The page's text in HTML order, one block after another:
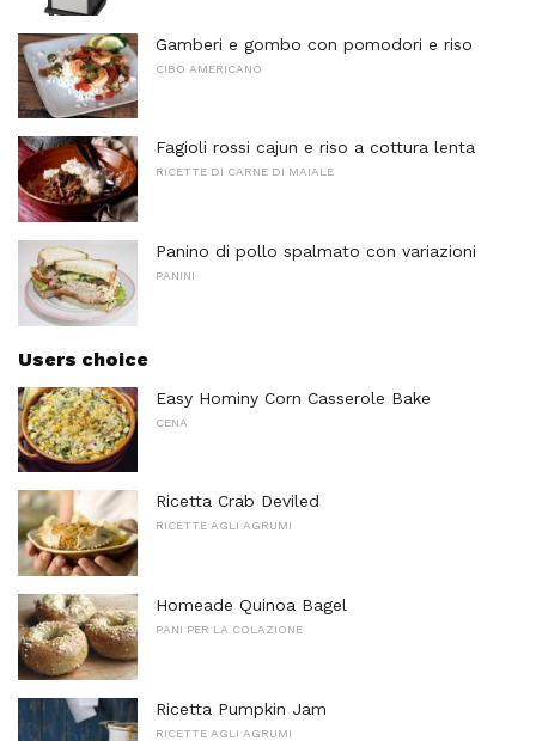
Gamberi e gombo con pomodori e riso
CIBO AMERICANO
Fagioli rossi cajun e riso a cottura lenta
RICETTE DI CARNE DI MAIALE
Panino di pollo spalmato con variazioni
PANINI
Users choice
Easy Hominy Corn Casserole Bake
CENA
Ricetta Crab Deviled
RICETTE AGLI AGRUMI
Homeade Quinoa Bagel
PANI PER LA COLAZIONE
Ricetta Pumpkin Jam
RICETTE AGLI AGRUMI